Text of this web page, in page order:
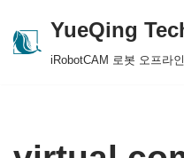
Skip
YueQing
iRobotCAM 로봇 오프라